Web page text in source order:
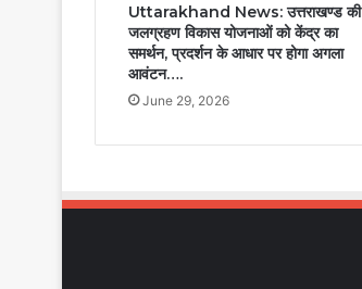
Uttarakhand News: उत्तराखण्ड की
जलग्रहण विकास योजनाओं को केंद्र का
समर्थन, प्रदर्शन के आधार पर होगा अगला
आवंटन….
June 29, 2026